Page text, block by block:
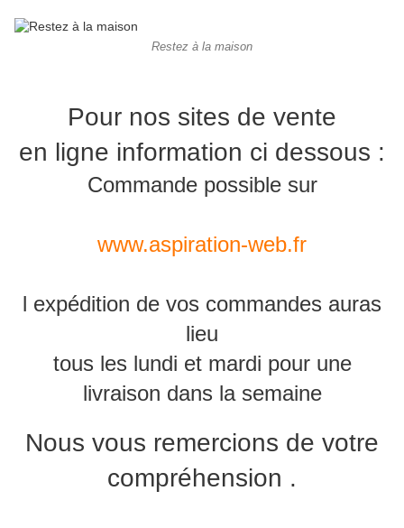
Restez à la maison
Pour nos sites de vente
en ligne information ci dessous :
Commande possible sur
www.aspiration-web.fr
l expédition de vos commandes auras
lieu
tous les lundi et mardi pour une
livraison dans la semaine
Nous vous remercions de votre
compréhension .